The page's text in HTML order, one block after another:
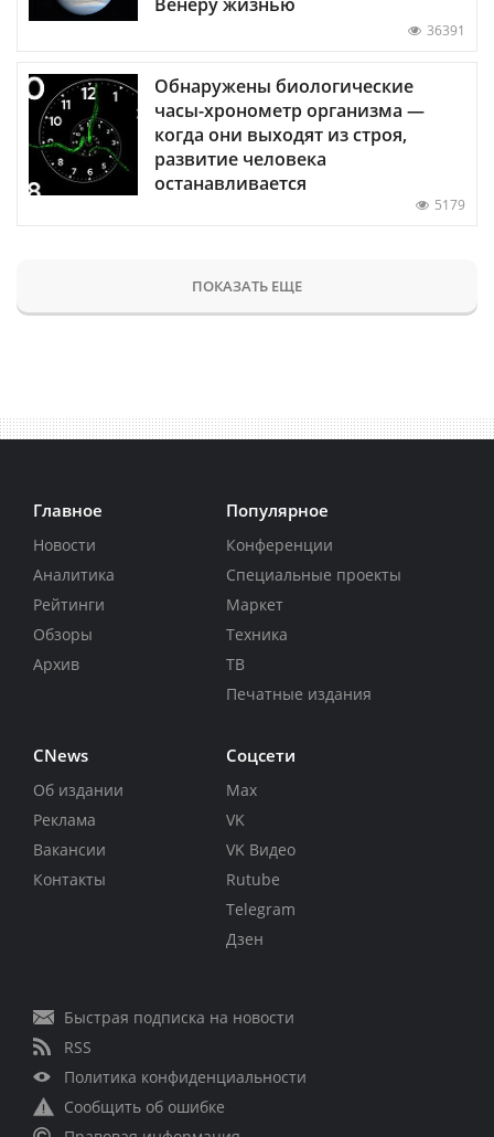
36391
Обнаружены биологические
часы-хронометр организма —
когда они выходят из строя,
развитие человека
останавливается
5179
ПОКАЗАТЬ ЕЩЕ
Главное
Новости
Аналитика
Рейтинги
Обзоры
Архив
Популярное
Конференции
Специальные проекты
Маркет
Техника
ТВ
Печатные издания
CNews
Об издании
Реклама
Вакансии
Контакты
Соцсети
Max
VK
VK Видео
Rutube
Telegram
Дзен
Быстрая подписка на новости
RSS
Политика конфиденциальности
Сообщить об ошибке